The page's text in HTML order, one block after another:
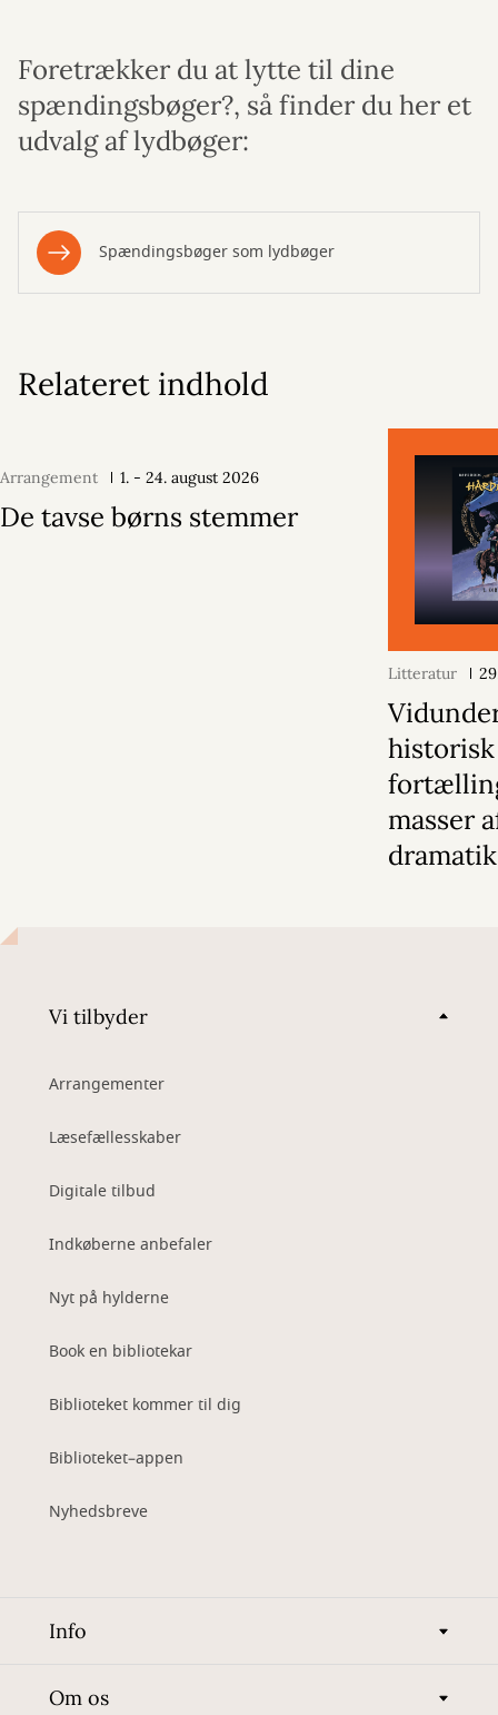
Foretrækker du at lytte til dine
spændingsbøger?, så finder du her et
udvalg af lydbøger:
Spændingsbøger som lydbøger
Relateret indhold
Arrangement 1. - 24. august 2026
De tavse børns stemmer
Litteratur
historisk
masser
dramatik
Vi tilbyder
Arrangementer
Læsefællesskaber
Digitale tilbud
Indkøberne anbefaler
Nyt på hylderne
Book en bibliotekar
Biblioteket kommer til dig
Biblioteket–appen
Nyhedsbreve
Info
Om os